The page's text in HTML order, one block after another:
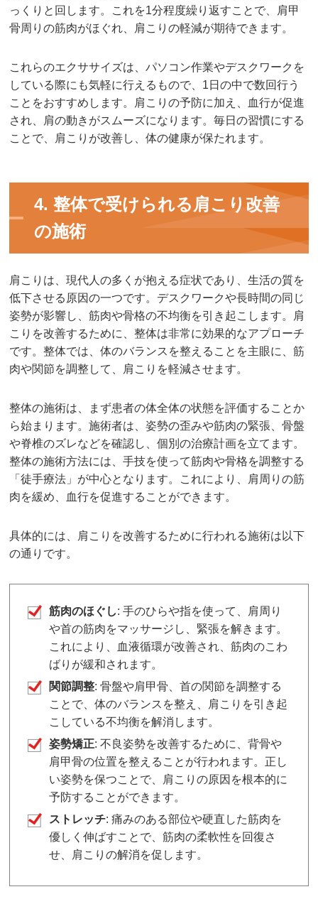
っくりと回します。これを1分程度繰り返すことで、肩甲
骨周りの筋肉がほぐれ、肩こりの軽減が期待できます。
これらのエクササイズは、パソコン作業やデスクワークを
している際にも気軽に行えるもので、1日の中で数回行う
ことをおすすめします。肩こりの予防に加え、血行が促進
され、肩の動きがスムーズになります。毎日の習慣にする
ことで、肩こりが改善し、体の健康が保たれます。
4. 整体で受けられる肩こり改善
の施術
肩こりは、現代人の多くが抱える症状であり、生活の質を
低下させる原因の一つです。デスクワークや長時間の同じ
姿勢が影響し、筋肉や骨格の不均衡を引き起こします。肩
こりを改善するために、整体は非常に効果的なアプローチ
です。整体では、体のバランスを整えることを主眼に、筋
肉や関節を調整して、肩こりを軽減させます。
整体の施術は、まず患者の体全体の状態を評価することか
ら始まります。施術者は、姿勢の歪みや筋肉の緊張、骨盤
や脊椎のズレなどを確認し、個別の治療計画を立てます。
整体の施術方法には、手技を使って筋肉や骨格を調整する
「徒手療法」が中心となります。これにより、肩周りの筋
肉を緩め、血行を促進することができます。
具体的には、肩こりを改善するために行われる施術は以下
の通りです。
筋肉のほぐし: 手のひらや指を使って、肩周り
や首の筋肉をマッサージし、緊張を解きます。
これにより、血液循環が改善され、筋肉のこわ
ばりが緩和されます。
関節調整: 骨盤や肩甲骨、首の関節を調整する
ことで、体のバランスを整え、肩こりを引き起
こしている不均衡を解消します。
姿勢矯正: 不良姿勢を改善するために、背骨や
肩甲骨の位置を整えることが行われます。正し
い姿勢を保つことで、肩こりの原因を根本的に
予防することができます。
ストレッチ: 痛みのある部位や硬直した筋肉を
優しく伸ばすことで、筋肉の柔軟性を回復さ
せ、肩こりの解消を促します。